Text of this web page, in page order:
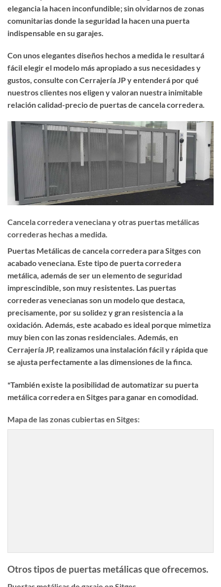
elegancia la hacen inconfundible; sin olvidarnos de zonas
comunitarias donde la seguridad la hacen una puerta
indispensable en su garajes.
Con unos elegantes diseños hechos a medida le resultará
fácil elegir el modelo más apropiado a sus necesidades y
gustos, consulte con Cerrajería JP y entenderá por qué
nuestros clientes nos eligen y valoran nuestra inimitable
relación calidad-precio de puertas de cancela corredera.
Cancela corredera veneciana y otras puertas metálicas
correderas hechas a medida.
Puertas Metálicas de cancela corredera para Sitges con
acabado veneciana. Este tipo de puerta corredera
metálica, además de ser un elemento de seguridad
imprescindible, son muy resistentes. Las puertas
correderas venecianas son un modelo que destaca,
precisamente, por su solidez y gran resistencia a la
oxidación. Además, este acabado es ideal porque mimetiza
muy bien con las zonas residenciales. Además, en
Cerrajería JP, realizamos una instalación fácil y rápida que
se ajusta perfectamente a las dimensiones de la finca.
*También existe la posibilidad de automatizar su puerta
metálica corredera en Sitges para ganar en comodidad.
Mapa de las zonas cubiertas en Sitges:
Otros tipos de puertas metálicas que ofrecemos.